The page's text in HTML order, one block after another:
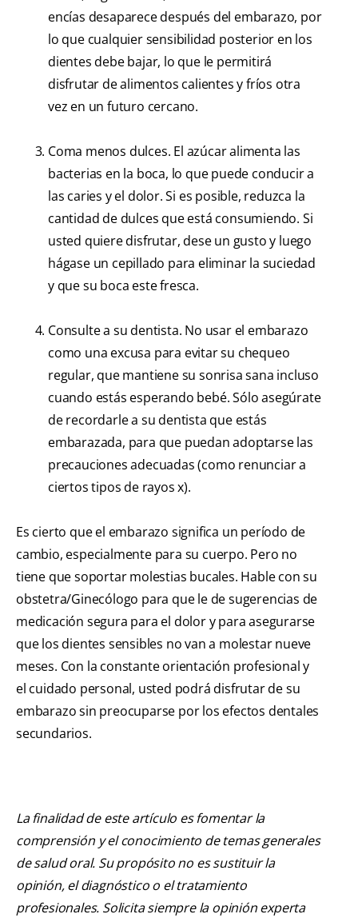
encías desaparece después del embarazo, por
lo que cualquier sensibilidad posterior en los
dientes debe bajar, lo que le permitirá
disfrutar de alimentos calientes y fríos otra
vez en un futuro cercano.
Coma menos dulces. El azúcar alimenta las
bacterias en la boca, lo que puede conducir a
las caries y el dolor. Si es posible, reduzca la
cantidad de dulces que está consumiendo. Si
usted quiere disfrutar, dese un gusto y luego
hágase un cepillado para eliminar la suciedad
y que su boca este fresca.
Consulte a su dentista. No usar el embarazo
como una excusa para evitar su chequeo
regular, que mantiene su sonrisa sana incluso
cuando estás esperando bebé. Sólo asegúrate
de recordarle a su dentista que estás
embarazada, para que puedan adoptarse las
precauciones adecuadas (como renunciar a
ciertos tipos de rayos x).
Es cierto que el embarazo significa un período de
cambio, especialmente para su cuerpo. Pero no
tiene que soportar molestias bucales. Hable con su
obstetra/Ginecólogo para que le de sugerencias de
medicación segura para el dolor y para asegurarse
que los dientes sensibles no van a molestar nueve
meses. Con la constante orientación profesional y
el cuidado personal, usted podrá disfrutar de su
embarazo sin preocuparse por los efectos dentales
secundarios.
La finalidad de este artículo es fomentar la
comprensión y el conocimiento de temas generales
de salud oral. Su propósito no es sustituir la
opinión, el diagnóstico o el tratamiento
profesionales. Solicita siempre la opinión experta